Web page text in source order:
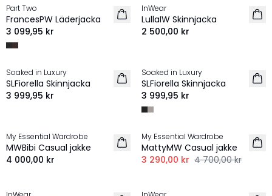
Part Two
FrancesPW Läderjacka
3 099,95 kr
PREMIUM
100% läder
InWear
LullaIW Skinnjacka
2 500,00 kr
Soaked in Luxury
SLFiorella Skinnjacka
3 999,95 kr
Soaked in Luxury
SLFiorella Skinnjacka
3 999,95 kr
My Essential Wardrobe
MWBibi Casual jakke
4 000,00 kr
-30%
My Essential Wardrobe
MattyMW Casual jakke
3 290,00 kr 4 700,00 kr